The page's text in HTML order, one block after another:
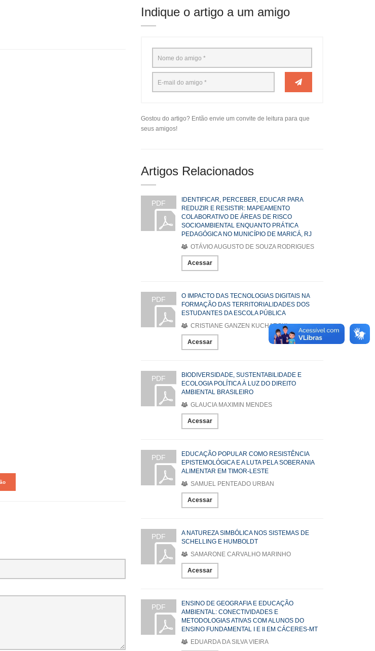
Indique o artigo a um amigo
Gostou do artigo? Então envie um convite de leitura para que
seus amigos!
Artigos Relacionados
PDF
IDENTIFICAR, PERCEBER, EDUCAR PARA
REDUZIR E RESISTIR: MAPEAMENTO
COLABORATIVO DE ÁREAS DE RISCO
SOCIOAMBIENTAL ENQUANTO PRÁTICA
PEDAGÓGICA NO MUNICÍPIO DE MARICÁ, RJ
OTÁVIO AUGUSTO DE SOUZA RODRIGUES
Acessar
PDF
O IMPACTO DAS TECNOLOGIAS DIGITAIS NA
FORMAÇÃO DAS TERRITORIALIDADES DOS
ESTUDANTES DA ESCOLA PÚBLICA
CRISTIANE GANZEN KUCHARSKI
Acessar
PDF
BIODIVERSIDADE, SUSTENTABILIDADE E
ECOLOGIA POLÍTICA À LUZ DO DIREITO
AMBIENTAL BRASILEIRO
GLAUCIA MAXIMIN MENDES
Acessar
PDF
EDUCAÇÃO POPULAR COMO RESISTÊNCIA
EPISTEMOLÓGICA E A LUTA PELA SOBERANIA
ALIMENTAR EM TIMOR-LESTE
SAMUEL PENTEADO URBAN
Acessar
PDF
A NATUREZA SIMBÓLICA NOS SISTEMAS DE
SCHELLING E HUMBOLDT
SAMARONE CARVALHO MARINHO
Acessar
PDF
ENSINO DE GEOGRAFIA E EDUCAÇÃO
AMBIENTAL: CONECTIVIDADES E
METODOLOGIAS ATIVAS COM ALUNOS DO
ENSINO FUNDAMENTAL I E II EM CÁCERES-MT
EDUARDA DA SILVA VIEIRA